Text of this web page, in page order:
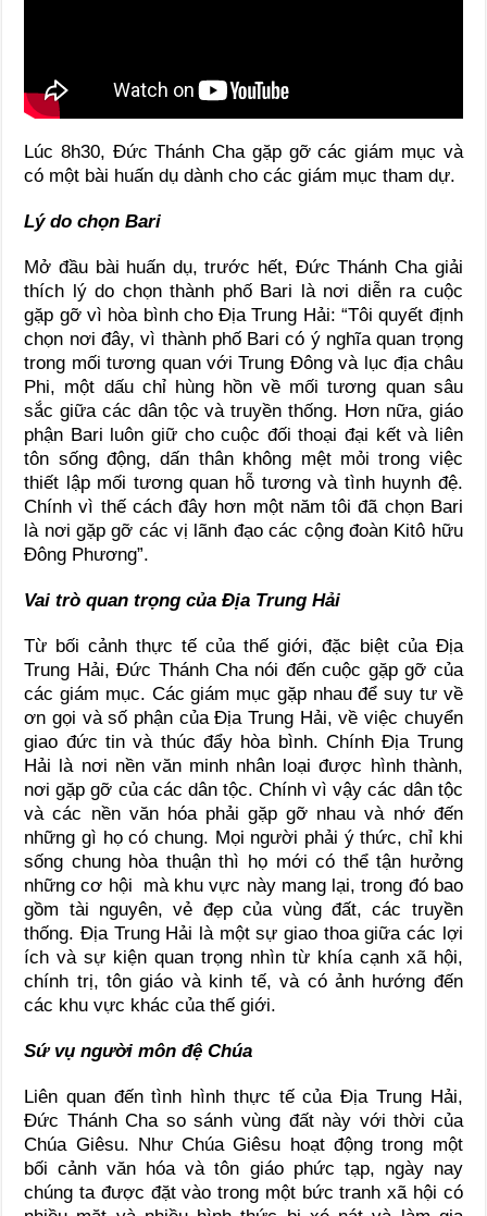
Lúc 8h30, Đức Thánh Cha gặp gỡ các giám mục và
có một bài huấn dụ dành cho các giám mục tham dự.
Lý do chọn Bari
Mở đầu bài huấn dụ, trước hết, Đức Thánh Cha giải
thích lý do chọn thành phố Bari là nơi diễn ra cuộc
gặp gỡ vì hòa bình cho Địa Trung Hải: “Tôi quyết định
chọn nơi đây, vì thành phố Bari có ý nghĩa quan trọng
trong mối tương quan với Trung Đông và lục địa châu
Phi, một dấu chỉ hùng hồn về mối tương quan sâu
sắc giữa các dân tộc và truyền thống. Hơn nữa, giáo
phận Bari luôn giữ cho cuộc đối thoại đại kết và liên
tôn sống động, dấn thân không mệt mỏi trong việc
thiết lập mối tương quan hỗ tương và tình huynh đệ.
Chính vì thế cách đây hơn một năm tôi đã chọn Bari
là nơi gặp gỡ các vị lãnh đạo các cộng đoàn Kitô hữu
Đông Phương”.
Vai trò quan trọng của Địa Trung Hải
Từ bối cảnh thực tế của thế giới, đặc biệt của Địa
Trung Hải, Đức Thánh Cha nói đến cuộc gặp gỡ của
các giám mục. Các giám mục gặp nhau để suy tư về
ơn gọi và số phận của Địa Trung Hải, về việc chuyển
giao đức tin và thúc đẩy hòa bình. Chính Địa Trung
Hải là nơi nền văn minh nhân loại được hình thành,
nơi gặp gỡ của các dân tộc. Chính vì vậy các dân tộc
và các nền văn hóa phải gặp gỡ nhau và nhớ đến
những gì họ có chung. Mọi người phải ý thức, chỉ khi
sống chung hòa thuận thì họ mới có thể tận hưởng
những cơ hội mà khu vực này mang lại, trong đó bao
gồm tài nguyên, vẻ đẹp của vùng đất, các truyền
thống. Địa Trung Hải là một sự giao thoa giữa các lợi
ích và sự kiện quan trọng nhìn từ khía cạnh xã hội,
chính trị, tôn giáo và kinh tế, và có ảnh hướng đến
các khu vực khác của thế giới.
Sứ vụ người môn đệ Chúa
Liên quan đến tình hình thực tế của Địa Trung Hải,
Đức Thánh Cha so sánh vùng đất này với thời của
Chúa Giêsu. Như Chúa Giêsu hoạt động trong một
bối cảnh văn hóa và tôn giáo phức tạp, ngày nay
chúng ta được đặt vào trong một bức tranh xã hội có